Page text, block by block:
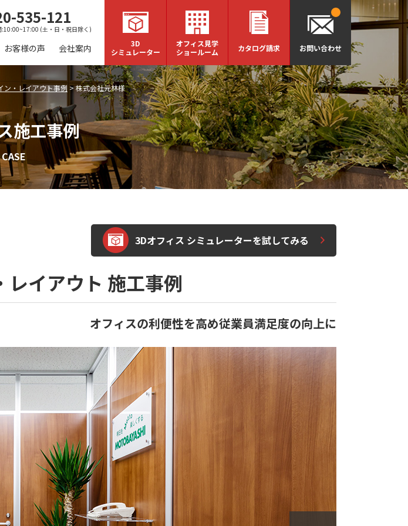
535-121
:10:00~17:00 (土・日・祝日除く)
お客様の声 会社案内
3D
シミュレーター
オフィス見学
ショールーム
カタログ請求 お問い合わせ
ン・レイアウト事例 >株式会社元林様
施工事例
CASE
3Dオフィス シミュレーターを試してみる
イアウト 施工事例
オフィスの利便性を高め従業員満足度の向上に